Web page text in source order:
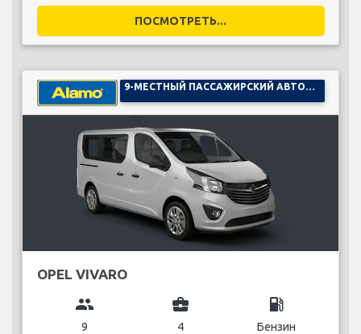
ПОСМОТРЕТЬ...
OPEL VIVARO
group
9
business_center
4
local_gas_station
Бензин